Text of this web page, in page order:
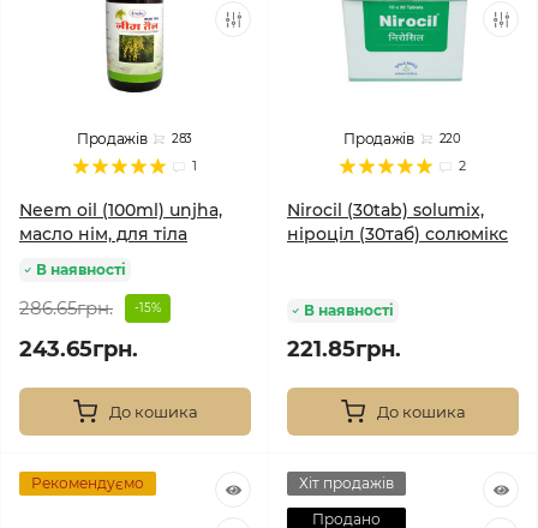
1
Продажів 283
Neem oil (100ml) unjha,
масло нім, для тіла
В наявності
286.65грн. -15%
243.65грн.
До кошика
2
Продажів 220
Nirocil (30tab) solumix,
ніроціл (30таб) солюмікс
В наявності
221.85грн.
До кошика
Рекомендуємо
Хіт продажів
Продано